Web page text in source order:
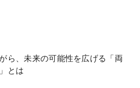
ら、未来の可能性を広げる「両
とは